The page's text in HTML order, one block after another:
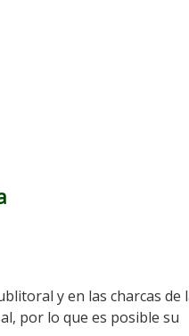
y en las charcas de
por lo que es posible su